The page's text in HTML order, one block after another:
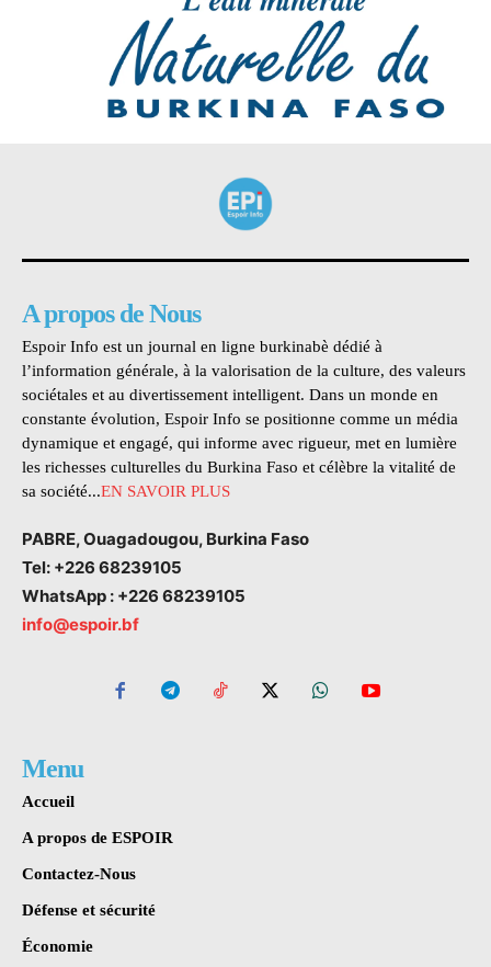
A propos de Nous
Espoir Info est un journal en ligne burkinabè dédié à
l’information générale, à la valorisation de la culture, des valeurs
sociétales et au divertissement intelligent. Dans un monde en
constante évolution, Espoir Info se positionne comme un média
dynamique et engagé, qui informe avec rigueur, met en lumière
les richesses culturelles du Burkina Faso et célèbre la vitalité de
sa société...EN SAVOIR PLUS
PABRE, Ouagadougou, Burkina Faso
Tel: +226 68239105
WhatsApp : +226 68239105
info@espoir.bf
Menu
Accueil
A propos de ESPOIR
Contactez-Nous
Défense et sécurité
Économie